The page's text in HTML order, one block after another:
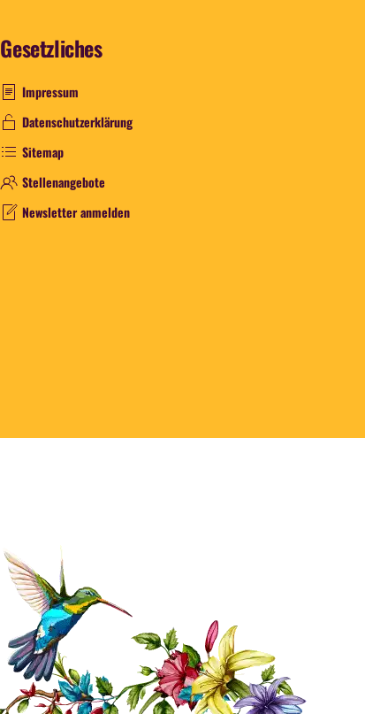
Gesetzliches
Impressum
Datenschutzerklärung
Sitemap
Stellenangebote
Newsletter anmelden